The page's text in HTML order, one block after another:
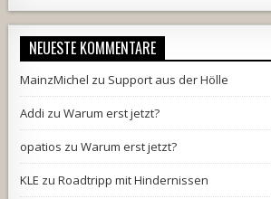
NEUESTE KOMMENTARE
MainzMichel zu Support aus der Hölle
Addi zuWarum erst jetzt?
opatios zuWarum erst jetzt?
KLE zuRoadtripp mit Hindernissen